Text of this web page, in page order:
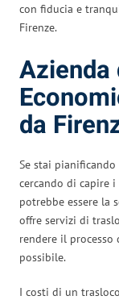
con fiducia e
Firenze.
Azienda
da
Se stai pianificando
cercando di capire i
potrebbe essere la
offre servizi di
rendere il processo
possibile.
I costi di un